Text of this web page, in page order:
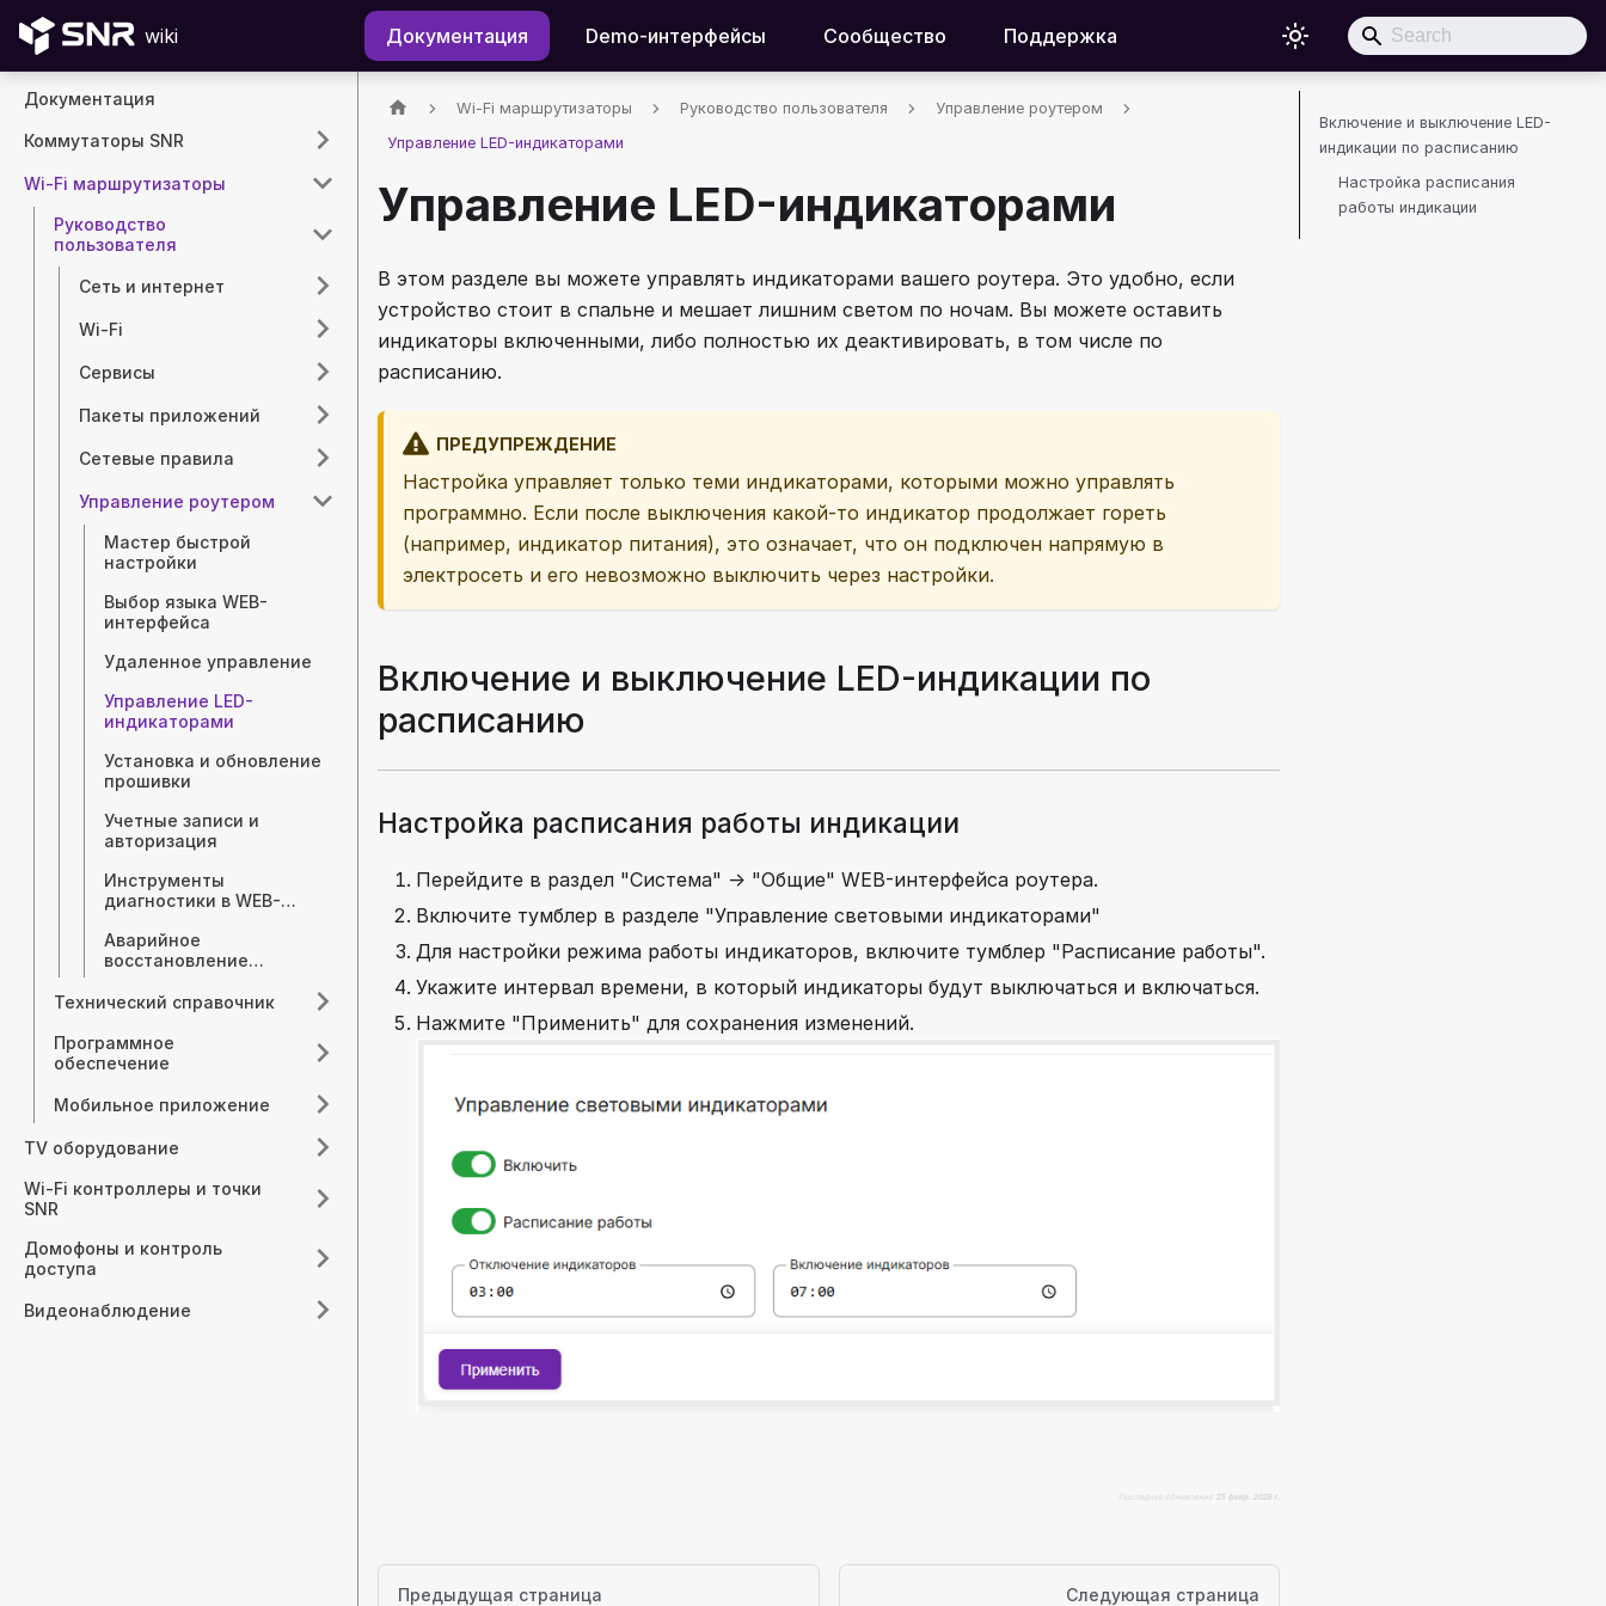
wiki Документация Demo-интерфейсы Сообщество Поддержка
Документация
Коммутаторы SNR
Wi-Fi маршрутизаторы
Руководство
пользователя
Сеть и интернет
Wi-Fi
Сервисы
Пакеты приложений
Сетевые правила
Управление роутером
Мастер быстрой
настройки
Выбор языка WEB-
интерфейса
Удаленное управление
Управление LED-
индикаторами
Установка и обновление
прошивки
Учетные записи и
авторизация
Инструменты
диагностики в WEB-
Аварийное
восстановление
Технический справочник
Программное
обеспечение
Мобильное приложение
TV оборудование
Wi-Fi контроллеры и точки
SNR
Домофоны и контроль
доступа
Видеонаблюдение
Wi-Fi маршрутизаторы Руководство пользователя
Управление роутером
Управление LED-индикаторами
Управление LED-индикаторами
В этом разделе вы можете управлять индикаторами вашего роутера. Это удобно, если
устройство стоит в спальне и мешает лишним светом по ночам. Вы можете оставить
индикаторы включенными, либо полностью их деактивировать, в том числе по
расписанию.
ПРЕДУПРЕЖДЕНИЕ
Настройка управляет только теми индикаторами, которыми можно управлять
программно. Если после выключения какой-то индикатор продолжает гореть
(например, индикатор питания), это означает, что он подключен напрямую в
электросеть и его невозможно выключить через настройки.
Включение и выключение LED-индикации по
расписанию
Настройка расписания работы индикации
Перейдите в раздел "Система" → "Общие" WEB-интерфейса роутера.
Включите тумблер в разделе "Управление световыми индикаторами"
Для настройки режима работы индикаторов, включите тумблер "Расписание работы".
Укажите интервал времени, в который индикаторы будут выключаться и включаться.
Нажмите "Применить" для сохранения изменений.
Последнее обновление 25 февр. 2026 г.
Предыдущая страница Следующая страница
Включение и выключение LED-
индикации по расписанию
Настройка расписания
работы индикации